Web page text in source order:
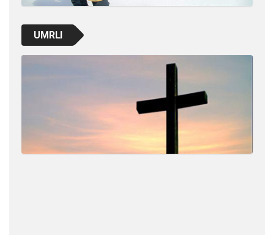
UMRLI